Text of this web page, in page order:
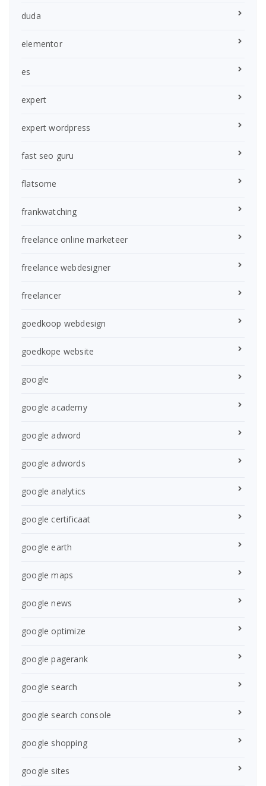
duda
elementor
es
expert
expert wordpress
fast seo guru
flatsome
frankwatching
freelance online marketeer
freelance webdesigner
freelancer
goedkoop webdesign
goedkope website
google
google academy
google adword
google adwords
google analytics
google certificaat
google earth
google maps
google news
google optimize
google pagerank
google search
google search console
google shopping
google sites